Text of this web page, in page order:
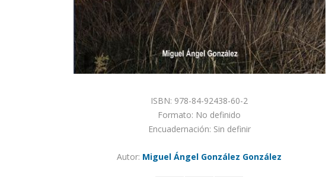
ISBN: 978-84-92438-60-2
Formato: No definido
Encuadernación: Sin definir
Autor: Miguel Ángel González González